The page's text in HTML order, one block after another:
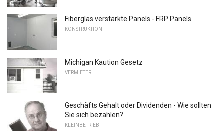
Fiberglas verstärkte Panels - FRP Panels
KONSTRUKTION
Michigan Kaution Gesetz
VERMIETER
Geschäfts Gehalt oder Dividenden - Wie sollten
Sie sich bezahlen?
KLEINBETRIEB